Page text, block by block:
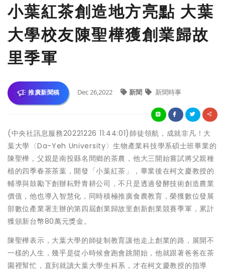
小葉紅茶創造地方亮點 大葉
大學校友陳聖樺獲創業歸故
里季軍
推廣新聞稿 Dec 26,2022 新聞 新聞時事
(中央社訊息服務20221226 11:44:01)師徒領航，成就非凡！大
葉大學〈Da-Yeh University〉生物產業科技學系碩士班畢業的
陳聖樺，父親是南投縣名間鄉的茶農，他大三開始嘗試將父親種
植的四季春茶茶葉，開發「小葉紅茶」，畢業後在柯文慶教授的
輔導與鼓勵下創辦耘野青耕公司，不只是透過發酵技術創造農業
價值，他也導入智慧化，同時積極推廣食農教育，榮獲數位發展
部數位產業署主辦的第四屆創業歸故里創新創業競賽季軍，累計
獲頒新台幣80萬元獎金。
陳聖樺表示，大葉大學的師徒制教育讓他走上創業的路，展開不
一樣的人生，幾乎是從小時候會跑會跳開始，他就跟著爸爸在茶
園裡幫忙，直到就讀大葉大學生科系，才在柯文慶教授的指導